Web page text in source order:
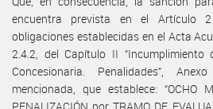
encuentra prevista en el Artículo
obligaciones establecidas en el Acta
2.4.2, del Capítulo II “Incumplimiento
Concesionaria. Penalidades”,
mencionada, que establece: “OCHO
PENALIZACIÓN por TRAMO DE